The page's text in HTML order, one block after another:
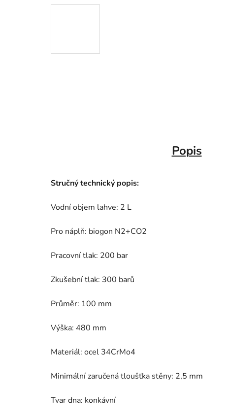
Popis
Stručný technický popis:
Vodní objem lahve: 2 L
Pro náplň: biogon N2+CO2
Pracovní tlak: 200 bar
Zkušební tlak: 300 barů
Průměr: 100 mm
Výška: 480 mm
Materiál: ocel 34CrMo4
Minimální zaručená tloušťka stěny: 2,5 mm
Tvar dna: konkávní